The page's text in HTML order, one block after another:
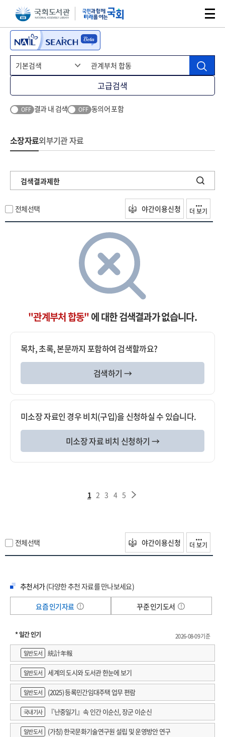
본문 바로가기주메뉴 바로가기
고급검색
OFF 결과 내 검색 OFF 동의어 포함
소장자료외부기관 자료
검색결과제한
전체선택 야간이용신청 더 보기
"관계부처 합동"에 대한 검색결과가 없습니다.
목차, 초록, 본문까지 포함하여 검색할까요?
검색하기 →
미소장 자료인 경우 비치(구입)을 신청하실 수 있습니다.
미소장 자료 비치 신청하기 →
1 2 3 4 5
전체선택 야간이용신청 더 보기
추천서가(다양한 추천 자료를 만나보세요)
요즘 인기자료
꾸준 인기도서
* 일간 인기
2026-08-09 기준
일반도서
統計年報
일반도서 세계의 도시와 도서관 한눈에 보기
일반도서 (2025) 등록민간임대주택 업무 편람
국내기사 『난중일기』속 인간 이순신, 장군 이순신
일반도서 (가칭) 한국문화기술연구원 설립 및 운영방안 연구